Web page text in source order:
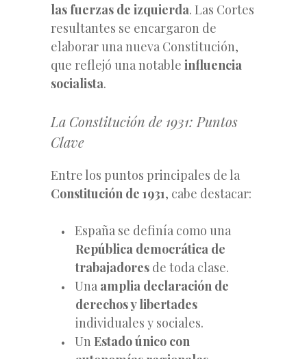
las fuerzas de izquierda. Las Cortes
resultantes se encargaron de
elaborar una nueva Constitución,
que reflejó una notable influencia
socialista.
La Constitución de 1931: Puntos
Clave
Entre los puntos principales de la
Constitución de 1931, cabe destacar:
España se definía como una
República democrática de
trabajadores de toda clase.
Una amplia declaración de
derechos y libertades
individuales y sociales.
Un Estado único con